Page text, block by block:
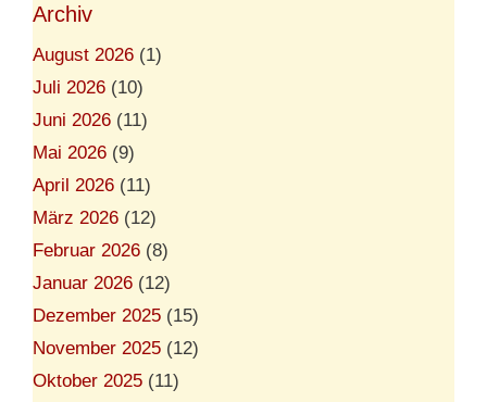
Archiv
August 2026 (1)
Juli 2026 (10)
Juni 2026 (11)
Mai 2026 (9)
April 2026 (11)
März 2026 (12)
Februar 2026 (8)
Januar 2026 (12)
Dezember 2025 (15)
November 2025 (12)
Oktober 2025 (11)